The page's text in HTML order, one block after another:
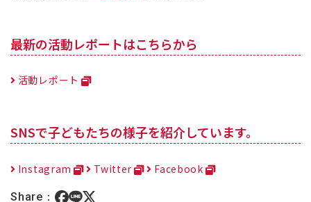
最新の活動レポートはこちらから
活動レポート
SNSで子どもたちの様子を紹介しています。
Instagram Twitter Facebook
Share：